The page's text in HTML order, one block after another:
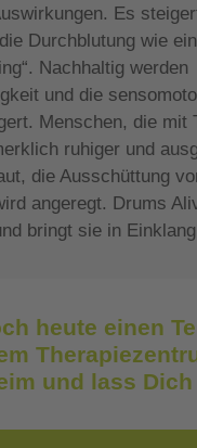
Es
Durchblutung wie ein
Nachhaltig werden
und die
Menschen, die mit
ruhiger und
die Ausschüttung
angeregt. Drums
bringt sie in
heute einen
und lass Dich